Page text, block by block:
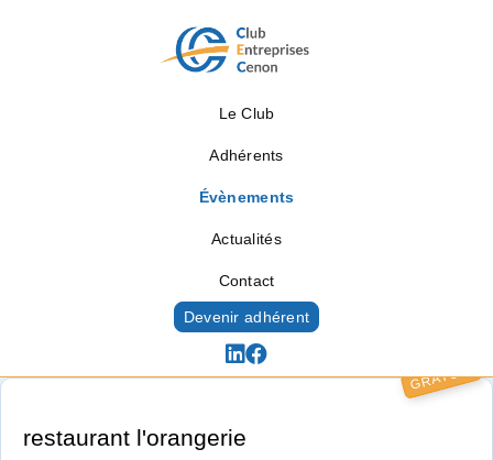
Le Club
Adhérents
Évènements
Actualités
Contact
Devenir adhérent
GRATUIT
restaurant l'orangerie